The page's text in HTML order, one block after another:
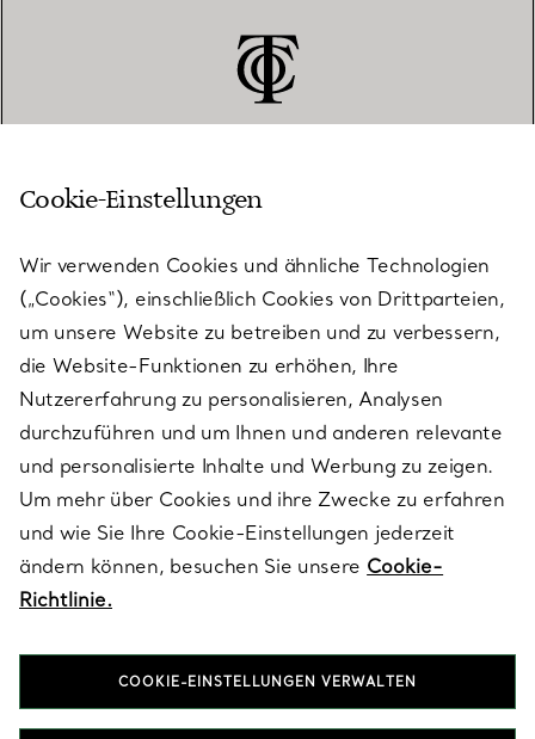
KUNDENSERVICE
SERVICES
ÜBER TIFFANY & CO.
RECHTLICHE HINWEISE
FOLGEN SIE UNS
Cookie-Einstellungen
Wir verwenden Cookies und ähnliche Technologien
(„Cookies“), einschließlich Cookies von Drittparteien,
um unsere Website zu betreiben und zu verbessern,
die Website-Funktionen zu erhöhen, Ihre
Nutzererfahrung zu personalisieren, Analysen
durchzuführen und um Ihnen und anderen relevante
und personalisierte Inhalte und Werbung zu zeigen.
Um mehr über Cookies und ihre Zwecke zu erfahren
und wie Sie Ihre Cookie-Einstellungen jederzeit
ändern können, besuchen Sie unsere Cookie-
Richtlinie.
COOKIE-EINSTELLUNGEN VERWALTEN